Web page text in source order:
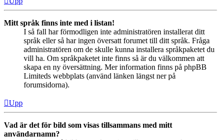
Mitt språk finns inte med i listan!
I så fall har förmodligen inte administratören installerat ditt
språk eller så har ingen översatt forumet till ditt språk. Fråga
administratören om de skulle kunna installera språkpaketet du
vill ha. Om språkpaketet inte finns så är du välkommen att
skapa en ny översättning. Mer information finns på phpBB
Limiteds webbplats (använd länken längst ner på
forumsidorna).
Upp
Vad är det för bild som visas tillsammans med mitt
användarnamn?